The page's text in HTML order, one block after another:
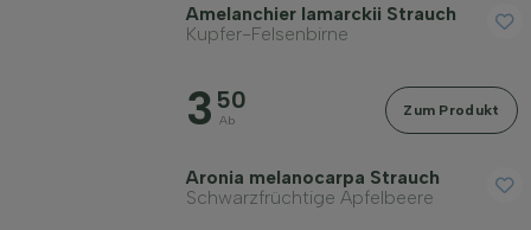
Amelanchier lamarckii Strauch
Kupfer-Felsenbirne
3 50
Ab
Zum Produkt
Aronia melanocarpa Strauch
Schwarzfrüchtige Apfelbeere